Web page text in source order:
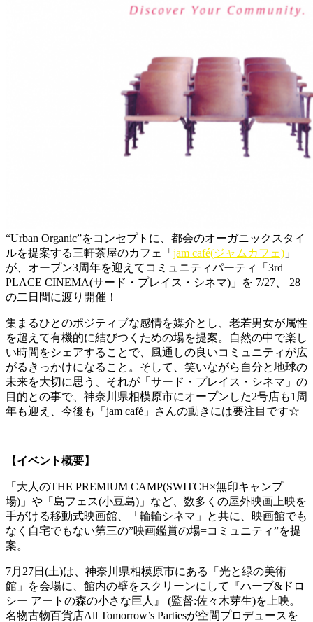
“Urban Organic”をコンセプトに、都会のオーガニックスタイ
ルを提案する三軒茶屋のカフェ「 jam café(ジャムカフェ) 」
が、オープン3周年を迎えてコミュニティパーティ「3rd
PLACE CINEMA(サード・プレイス・シネマ)」を 7/27、 28
の二日間に渡り開催！
集まるひとのポジティブな感情を媒介とし、老若男女が属性
を超えて有機的に結びつくための場を提案。自然の中で楽し
い時間をシェアすることで、風通しの良いコミュニティが広
がるきっかけになること。そして、笑いながら自分と地球の
未来を大切に思う、それが「サード・プレイス・シネマ」の
目的との事で、神奈川県相模原市にオープンした2号店も1周
年も迎え、今後も「jam café」さんの動きには要注目です☆
【イベント概要】
「大人のTHE PREMIUM CAMP(SWITCH×無印キャンプ
場)」や「島フェス(小豆島)」など、数多くの屋外映画上映を
手がける移動式映画館、「輪輪シネマ」と共に、映画館でも
なく自宅でもない第三の”映画鑑賞の場=コミュニティ”を提
案。
7月27日(土)は、神奈川県相模原市にある「光と緑の美術
館」を会場に、館内の壁をスクリーンにして『ハーブ&ドロ
シー アートの森の小さな巨人』 (監督:佐々木芽生)を上映。
名物古物百貨店All Tomorrow’s Partiesが空間プロデュースを